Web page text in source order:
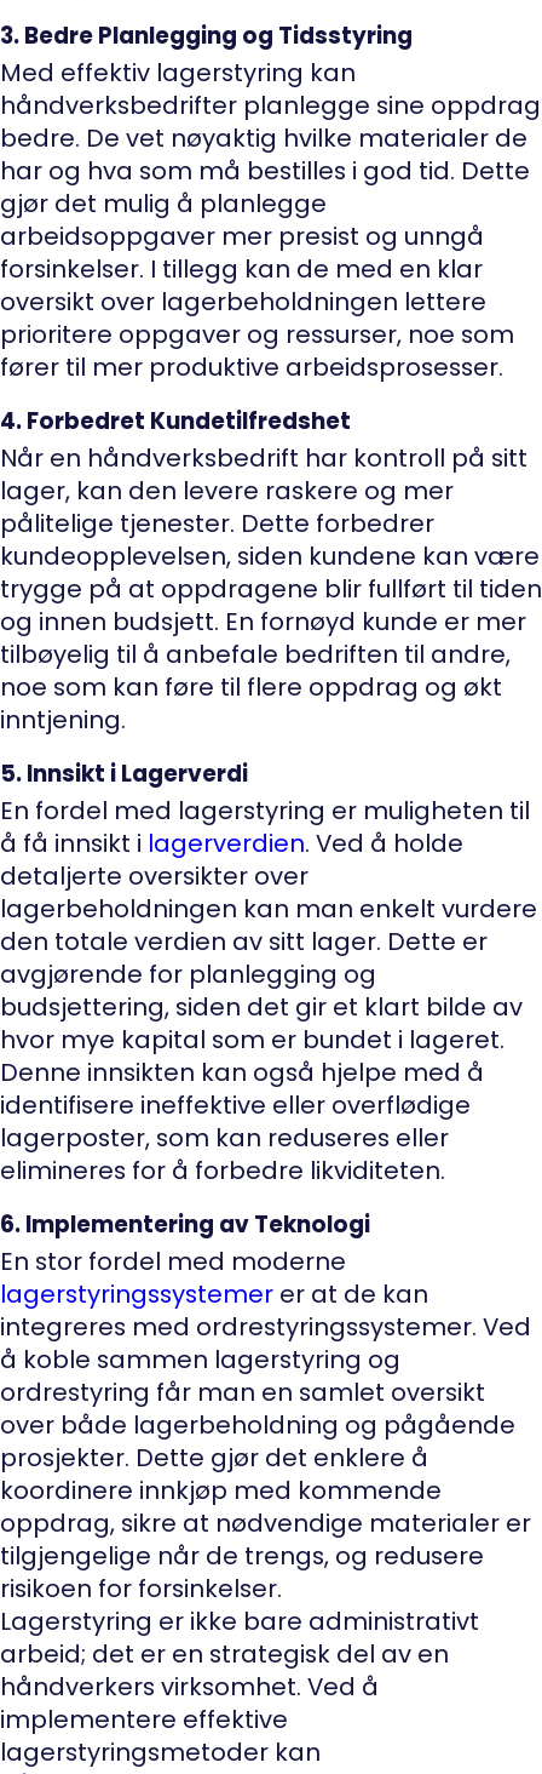
3. Bedre Planlegging og Tidsstyring
Med effektiv lagerstyring kan
håndverksbedrifter planlegge sine oppdrag
bedre. De vet nøyaktig hvilke materialer de
har og hva som må bestilles i god tid. Dette
gjør det mulig å planlegge
arbeidsoppgaver mer presist og unngå
forsinkelser. I tillegg kan de med en klar
oversikt over lagerbeholdningen lettere
prioritere oppgaver og ressurser, noe som
fører til mer produktive arbeidsprosesser.
4. Forbedret Kundetilfredshet
Når en håndverksbedrift har kontroll på sitt
lager, kan den levere raskere og mer
pålitelige tjenester. Dette forbedrer
kundeopplevelsen, siden kundene kan være
trygge på at oppdragene blir fullført til tiden
og innen budsjett. En fornøyd kunde er mer
tilbøyelig til å anbefale bedriften til andre,
noe som kan føre til flere oppdrag og økt
inntjening.
5. Innsikt i Lagerverdi
En fordel med lagerstyring er muligheten til
å få innsikt i lagerverdien. Ved å holde
detaljerte oversikter over
lagerbeholdningen kan man enkelt vurdere
den totale verdien av sitt lager. Dette er
avgjørende for planlegging og
budsjettering, siden det gir et klart bilde av
hvor mye kapital som er bundet i lageret.
Denne innsikten kan også hjelpe med å
identifisere ineffektive eller overflødige
lagerposter, som kan reduseres eller
elimineres for å forbedre likviditeten.
6. Implementering av Teknologi
En stor fordel med moderne
lagerstyringssystemer er at de kan
integreres med ordrestyringssystemer. Ved
å koble sammen lagerstyring og
ordrestyring får man en samlet oversikt
over både lagerbeholdning og pågående
prosjekter. Dette gjør det enklere å
koordinere innkjøp med kommende
oppdrag, sikre at nødvendige materialer er
tilgjengelige når de trengs, og redusere
risikoen for forsinkelser.
Lagerstyring er ikke bare administrativt
arbeid; det er en strategisk del av en
håndverkers virksomhet. Ved å
implementere effektive
lagerstyringsmetoder kan